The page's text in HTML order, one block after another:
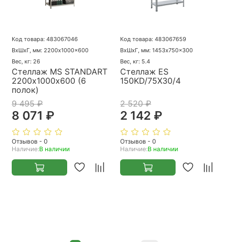
Код товара: 483067046
ВхШхГ, мм: 2200x1000x600
Вес, кг: 26
Стеллаж MS STANDART
2200х1000х600 (6
полок)
9 495 ₽
8 071 ₽
Отзывов - 0
Наличие:В наличии
Код товара: 483067659
ВхШхГ, мм: 1453x750x300
Вес, кг: 5.4
Стеллаж ES
150KD/75Х30/4
2 520 ₽
2 142 ₽
Отзывов - 0
Наличие:В наличии